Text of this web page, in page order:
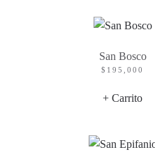
San Bosco
$ 195,000
+ Carrito